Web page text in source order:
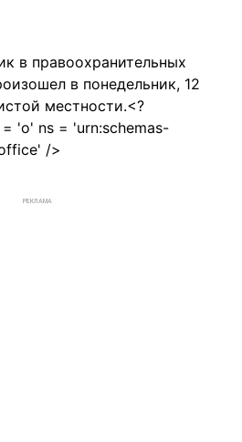
в правоохранительных
в понедельник, 12
местности.<?
'o' ns = 'urn:schemas-
/>
РЕКЛАМА